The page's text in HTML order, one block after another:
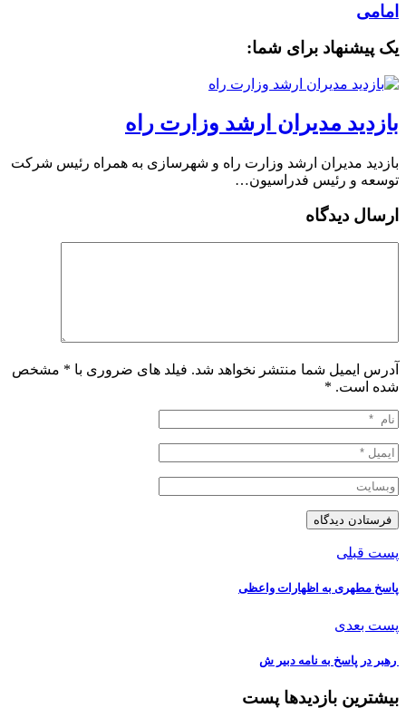
امامی
یک پیشنهاد برای شما:
بازدید مدیران ارشد وزارت راه
بازدید مدیران ارشد وزارت راه و شهرسازی به همراه رئیس شرکت
توسعه و رئیس فدراسیون…
ارسال دیدگاه
آدرس ایمیل شما منتشر نخواهد شد. فیلد های ضروری با * مشخص
شده است. *
پست قبلی
️پاسخ مطهری به اظهارات واعظی
پست بعدی
️ رهبر در پاسخ به نامه دبیر ش
بیشترین بازدیدها پست